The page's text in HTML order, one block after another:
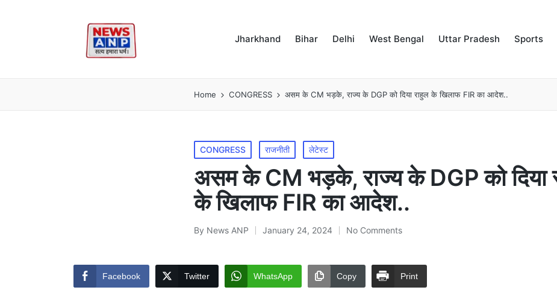
Jharkhand Bihar Delhi West Bengal Uttar Pradesh Sports
Home CONGRESS असम के CM भड़के, राज्य के DGP को दिया राहुल के खिलाफ FIR का आदेश..
Posted
in
CONGRESS राजनीती लेटेस्ट
असम के CM भड़के, राज्य के DGP को दिया
के खिलाफ FIR का आदेश..
Posted
By News ANP January 24, 2024 No Comments
Facebook Twitter WhatsApp Copy Print